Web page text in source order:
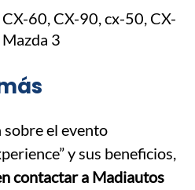
sobre el evento
y sus beneficios,
contactar a Madiautos